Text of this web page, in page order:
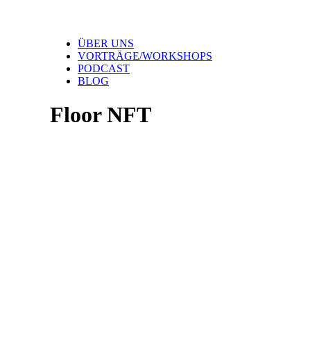
ÜBER UNS
VORTRÄGE/WORKSHOPS
PODCAST
BLOG
Floor NFT